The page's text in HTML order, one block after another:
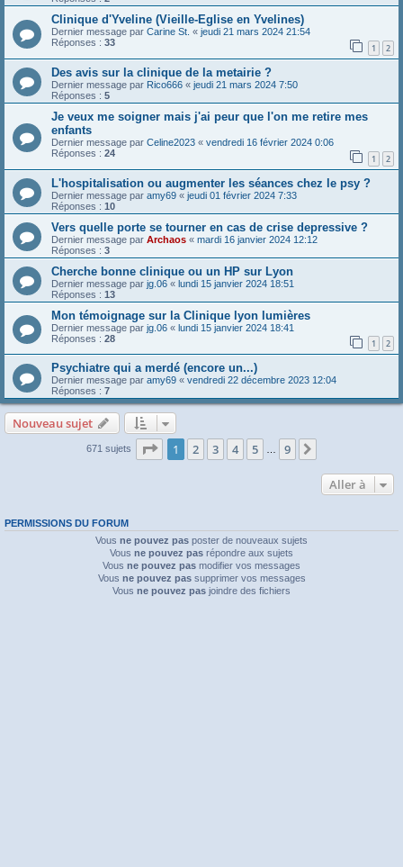
Clinique d'Yveline (Vieille-Eglise en Yvelines)
Dernier message par Carine St. « jeudi 21 mars 2024 21:54
Réponses : 33 1 2
Des avis sur la clinique de la metairie ?
Dernier message par Rico666 « jeudi 21 mars 2024 7:50
Réponses : 5
Je veux me soigner mais j'ai peur que l'on me retire mes
enfants
Dernier message par Celine2023 « vendredi 16 février 2024 0:06
Réponses : 24 1 2
L'hospitalisation ou augmenter les séances chez le psy ?
Dernier message par amy69 « jeudi 01 février 2024 7:33
Réponses : 10
Vers quelle porte se tourner en cas de crise depressive ?
Dernier message par Archaos « mardi 16 janvier 2024 12:12
Réponses : 3
Cherche bonne clinique ou un HP sur Lyon
Dernier message par jg.06 « lundi 15 janvier 2024 18:51
Réponses : 13
Mon témoignage sur la Clinique lyon lumières
Dernier message par jg.06 « lundi 15 janvier 2024 18:41
Réponses : 28 1 2
Psychiatre qui a merdé (encore un...)
Dernier message par amy69 « vendredi 22 décembre 2023 12:04
Réponses : 7
Nouveau sujet
671 sujets Page 1sur9
1 2 3 4 5 9
Aller à
PERMISSIONS DU FORUM
Vous ne pouvez pas poster de nouveaux sujets
Vous ne pouvez pas répondre aux sujets
Vous ne pouvez pas modifier vos messages
Vous ne pouvez passupprimer vos messages
Vous ne pouvez pas joindre des fichiers